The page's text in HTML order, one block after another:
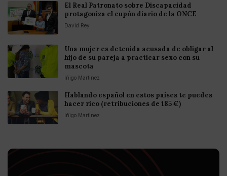
El Real Patronato sobre Discapacidad
protagoniza el cupón diario de la ONCE
David Rey
Una mujer es detenida acusada de obligar al
hijo de su pareja a practicar sexo con su
mascota
Iñigo Martinez
Hablando español en estos países te puedes
hacer rico (retribuciones de 185 €)
Iñigo Martinez